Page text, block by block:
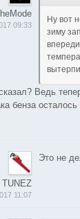
09:33
Ну вот
зиму
Ведь
бенза осталось
TUNEZ
11:07
Это не